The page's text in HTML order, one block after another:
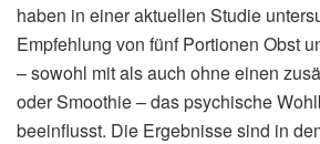
haben in einer aktuellen Studie
Empfehlung von fünf Portionen Obst
– sowohl mit als auch ohne einen
oder Smoothie – das psychische
beeinflusst. Die Ergebnisse sind in